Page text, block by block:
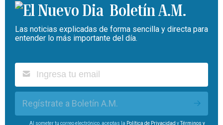
Boletín A.M.
Las noticias explicadas de forma sencilla y directa para
entender lo más importante del día.
Regístrate a Boletín A.M.
Al someter tu correo electrónico, aceptas la Política de Privacidad yTérminos y